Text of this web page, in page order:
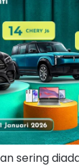
sering